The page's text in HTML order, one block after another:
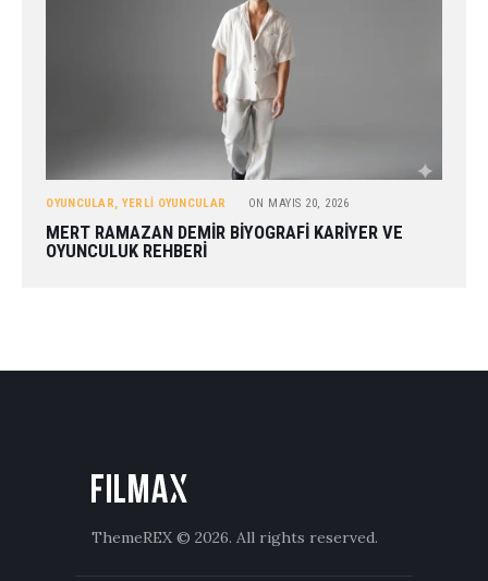
OYUNCULAR, YERLI OYUNCULAR ON MAYIS 20, 2026
MERT RAMAZAN DEMIR BIYOGRAFI KARIYER VE
OYUNCULUK REHBERI
ThemeREX © 2026. All rights reserved.